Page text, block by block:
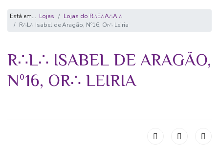
Está em... Lojas
Lojas do R∴E∴A∴A ∴
R∴L∴ Isabel de Aragão, Nº16, Or∴ Leiria
R∴L∴ ISABEL DE ARAGÃO,
Nº16, OR∴ LEIRIA